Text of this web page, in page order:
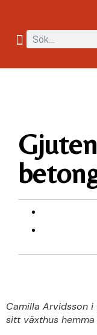
Camilla Arvidsson
sitt växthus hemma